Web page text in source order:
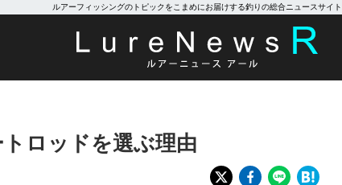
ルアーフィッシングのトピックをこまめにお届けする釣りの総合ニュースサイト
ロッドを選ぶ理由